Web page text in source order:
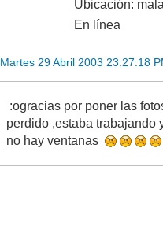
Ubicación:
En línea
Martes 29 Abril 2003 23:27:18
:ogracias por poner las
perdido ,estaba trabajando
no hay ventanas